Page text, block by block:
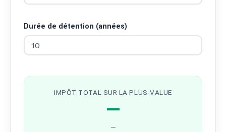
Durée de détention (années)
IMPÔT TOTAL SUR LA PLUS-VALUE
—
—